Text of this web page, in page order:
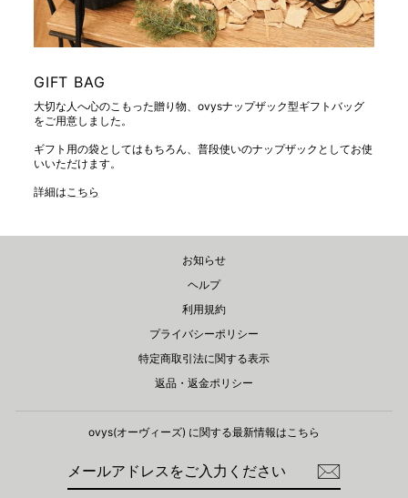
GIFT BAG
大切な人へ心のこもった贈り物、ovysナップザック型ギフトバッグ
をご用意しました。
ギフト用の袋としてはもちろん、普段使いのナップザックとしてお使
いいただけます。
詳細はこちら
お知らせ
ヘルプ
利用規約
プライバシーポリシー
特定商取引法に関する表示
返品・返金ポリシー
ovys(オーヴィーズ) に関する​最新情報はこちら